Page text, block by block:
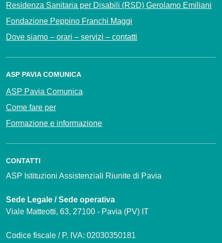
Residenza Sanitaria per Disabili (RSD) Gerolamo Emiliani
Fondazione Peppino Franchi Maggi
Dove siamo – orari – servizi – contatti
ASP PAVIA COMUNICA
ASP Pavia Comunica
Come fare per
Formazione e informazione
CONTATTI
ASP Istituzioni Assistenziali Riunite di Pavia
Sede Legale / Sede operativa
Viale Matteotti, 63, 27100 - Pavia (PV) IT
Codice fiscale / P. IVA: 02030350181